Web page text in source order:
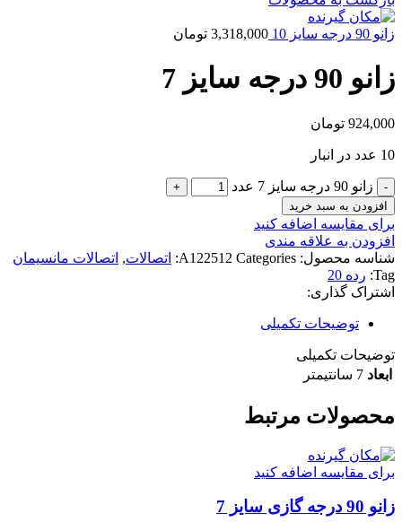
زانو 90 درجه سایز 10 3,318,000 تومان
زانو 90 درجه سایز 7
924,000 تومان
10 عدد در انبار
زانو 90 درجه سایز 7 عدد
افزودن به سبد خرید
برای مقایسه اضافه کنید
افزودن به علاقه مندی
شناسه محصول:
A122512 Categories: اتصالات, اتصالات مانسیمان
Tag: رده 20
اشتراک گذاری:
توضیحات تکمیلی
توضیحات تکمیلی
ابعاد 7 سانتیمتر
محصولات مرتبط
برای مقایسه اضافه کنید
زانو 90 درجه گازی سایز 7